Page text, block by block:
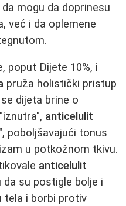
mogu da doprinesu
već i da oplemene
poput Dijete 10%, i
pruža holistički pristup
dijeta brine o
"iznutra", anticelulit
poboljšavajući tonus
u potkožnom tkivu.
anticelulit
su postigle bolje i
tela i borbi protiv